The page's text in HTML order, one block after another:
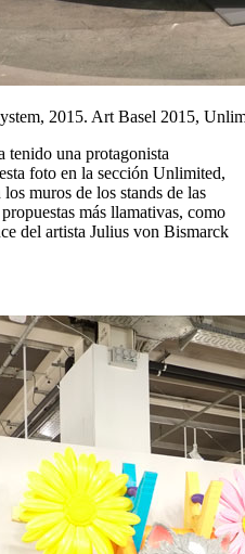
2015. Art Basel 2015,
tenido una protagonista
foto en la sección Unlimited,
muros de los stands de las
más llamativas, como
del artista Julius von Bismarck